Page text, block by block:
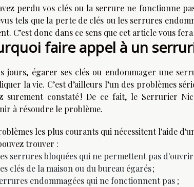
perdu vos clés ou la serrure ne fonctionne
tels que la perte de clés ou les serrures
C’est donc dans ce sens que cet article vous
faire appel à un
jours, égarer ses clés ou endommager une
la vie. C’est d’ailleurs l’un des problèmes
surement constaté ! De ce fait, le Serrurier
à résoudre le problème.
les plus courants qui nécessitent l'aide
trouver :
serrures bloquées qui ne permettent pas
clés de la maison ou du bureau égarés ;
endommagées qui ne fonctionnent pas ;